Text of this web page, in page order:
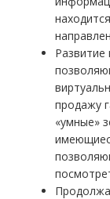
Развитие
продажу
«умные»